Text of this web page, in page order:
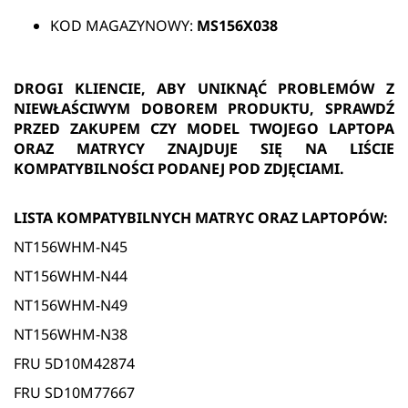
KOD MAGAZYNOWY: MS156X038
DROGI KLIENCIE, ABY UNIKNĄĆ PROBLEMÓW Z
NIEWŁAŚCIWYM DOBOREM PRODUKTU, SPRAWDŹ
PRZED ZAKUPEM CZY MODEL TWOJEGO LAPTOPA
ORAZ MATRYCY ZNAJDUJE SIĘ NA LIŚCIE
KOMPATYBILNOŚCI PODANEJ POD ZDJĘCIAMI.
LISTA KOMPATYBILNYCH MATRYC ORAZ LAPTOPÓW:
NT156WHM-N45
NT156WHM-N44
NT156WHM-N49
NT156WHM-N38
FRU 5D10M42874
FRU SD10M77667